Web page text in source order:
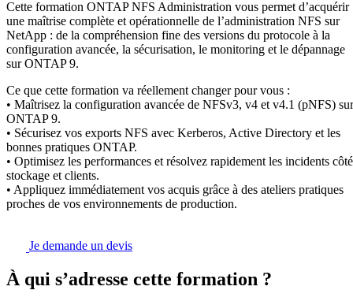
Cette formation ONTAP NFS Administration vous permet d’acquérir
une maîtrise complète et opérationnelle de l’administration NFS sur
NetApp : de la compréhension fine des versions du protocole à la
configuration avancée, la sécurisation, le monitoring et le dépannage
sur ONTAP 9.
Ce que cette formation va réellement changer pour vous :
• Maîtrisez la configuration avancée de NFSv3, v4 et v4.1 (pNFS) sur
ONTAP 9.
• Sécurisez vos exports NFS avec Kerberos, Active Directory et les
bonnes pratiques ONTAP.
• Optimisez les performances et résolvez rapidement les incidents côté
stockage et clients.
• Appliquez immédiatement vos acquis grâce à des ateliers pratiques
proches de vos environnements de production.
Je demande un devis
À qui s’adresse cette formation ?